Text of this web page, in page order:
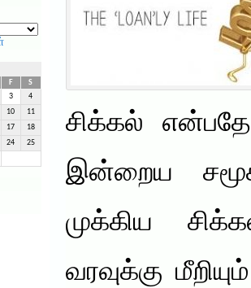
F
S
3 4
10 11
17 18
24 25
சிக்கல்
இன்றைய
முக்கிய
வரவுக்கு